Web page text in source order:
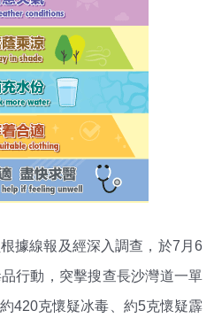
據線報及經深入調查，於7月6
行動，突擊搜查長沙灣道一單
420克懷疑冰毒、約5克懷疑霹